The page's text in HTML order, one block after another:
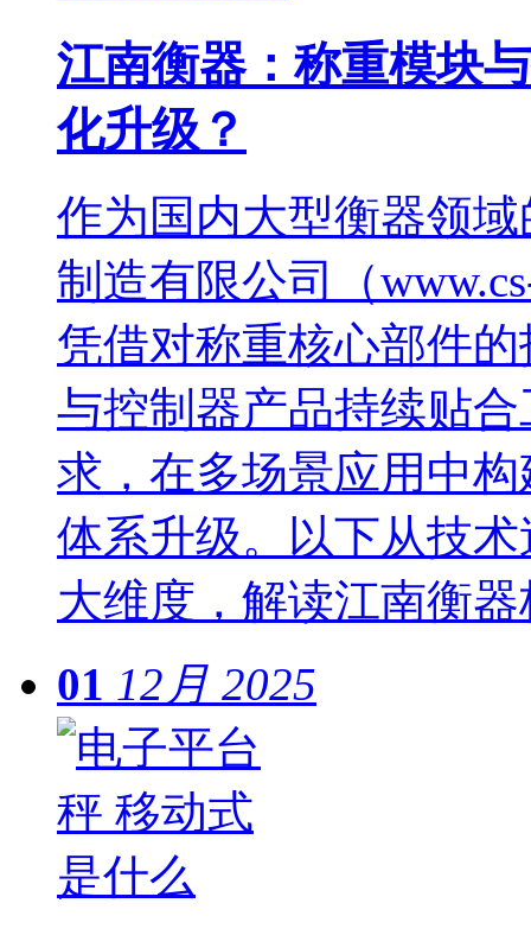
江南衡器：称重模块
化升级？
作为国内大型衡器领
制造有限公司（
凭借对称重核心部件
与控制器产品持续贴
求，在多场景应用中
体系升级。以下从技
大维度，解读江南衡
01 12月 2025